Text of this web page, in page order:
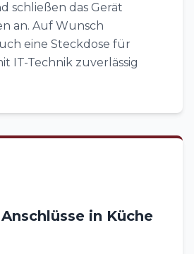
schließen das Gerät
an. Auf Wunsch
eine Steckdose für
IT-Technik zuverlässig
in Küche